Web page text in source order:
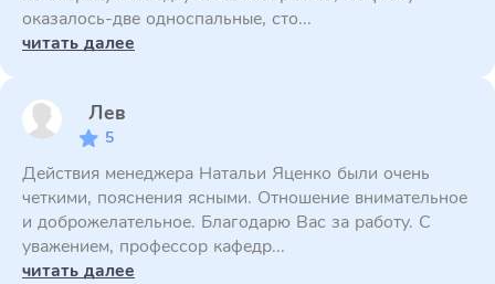
оказалось-две односпальные, сто...
читать далее
Лев
5
Действия менеджера Натальи Яценко были очень
четкими, пояснения ясными. Отношение внимательное
и доброжелательное. Благодарю Вас за работу. С
уважением, профессор кафедр...
читать далее